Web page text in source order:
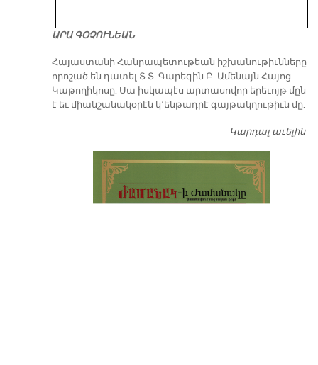
ԱՐԱ ԳՕՉՈՒՆԵԱՆ
​Հայաստանի Հանրապետութեան իշխանութիւնները
որոշած են դատել Տ.Տ. Գարեգին Բ. Ամենայն Հայոց
Կաթողիկոսը: Սա իսկապէս արտասովոր երեւոյթ մըն
է եւ միանշանակօրէն կ՚ենթադրէ գայթակղութիւն մը:
Կարդալ աւելին